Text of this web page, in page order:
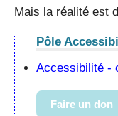
Mais la réalité est
Pôle
Accessibilité -
Faire un don